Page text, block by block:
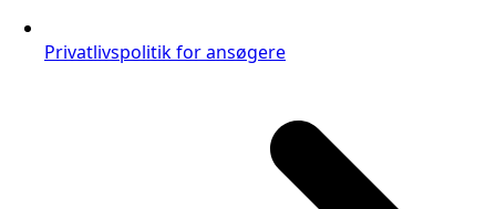
Privatlivspolitik for ansøgere